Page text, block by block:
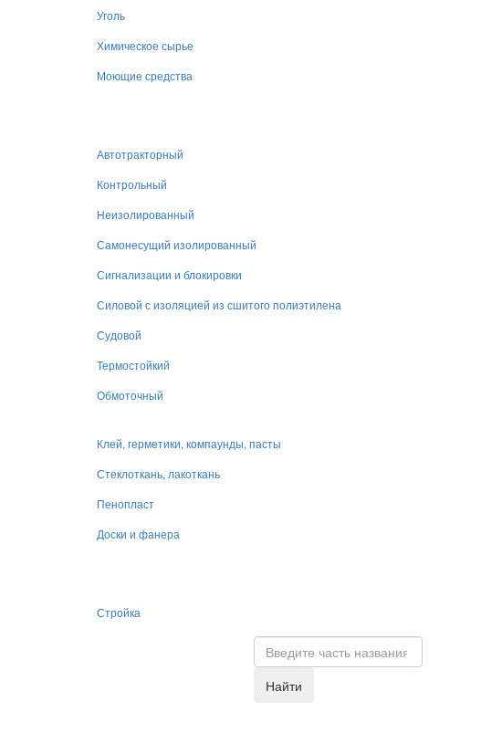
Уголь
Химическое сырье
Моющие средства
Автотракторный
Контрольный
Неизолированный
Самонесущий изолированный
Сигнализации и блокировки
Силовой с изоляцией из сшитого полиэтилена
Судовой
Термостойкий
Обмоточный
Клей, герметики, компаунды, пасты
Стеклоткань, лакоткань
Пенопласт
Доски и фанера
Стройка
Найти